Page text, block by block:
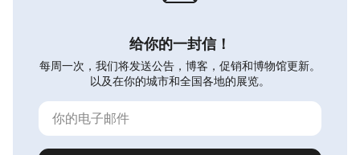
给你的一封信！
每周一次，我们将发送公告，博客，促销和博物馆更新。
以及在你的城市和全国各地的展览。